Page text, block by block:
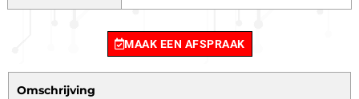
MAAK EEN AFSPRAAK
Omschrijving